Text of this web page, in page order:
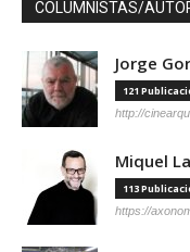
COLUMNISTAS/
Jorge
121
http://
Miquel
113
https://